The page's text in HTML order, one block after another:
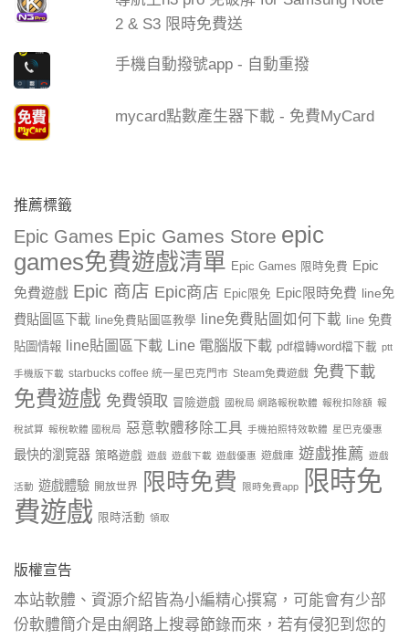
2 & S3 限時免費送
手機自動撥號app - 自動重撥
mycard點數產生器下載 - 免費MyCard
推薦標籤
Epic Games Epic Games Store epic
games免費遊戲清單 Epic Games 限時免費 Epic
免費遊戲 Epic 商店 Epic商店 Epic限免 Epic限時免費 line免
費貼圖區下載
line免費貼圖區教學 line免費貼圖如何下載
line 免費
貼圖情報 line貼圖區下載 Line 電腦版下載 pdf檔轉word檔下載 ptt
手機版下載 starbucks coffee 統一星巴克門市 Steam免費遊戲 免費下載
免費遊戲 免費領取 冒險遊戲 國稅局 網路報稅軟體 報稅扣除額 報
稅試算 報稅軟體 國稅局 惡意軟體移除工具 手機拍照特效軟體 星巴克優惠
最快的瀏覽器 策略遊戲 遊戲 遊戲下載 遊戲優惠 遊戲庫 遊戲推薦 遊戲
活動 遊戲體驗 開放世界 限時免費 限時免費app
限時免
費遊戲 限時活動 領取
版權宣告
本站軟體、資源介紹皆為小編精心撰寫，可能會有少部
份軟體簡介是由網路上搜尋節錄而來，若有侵犯到您的